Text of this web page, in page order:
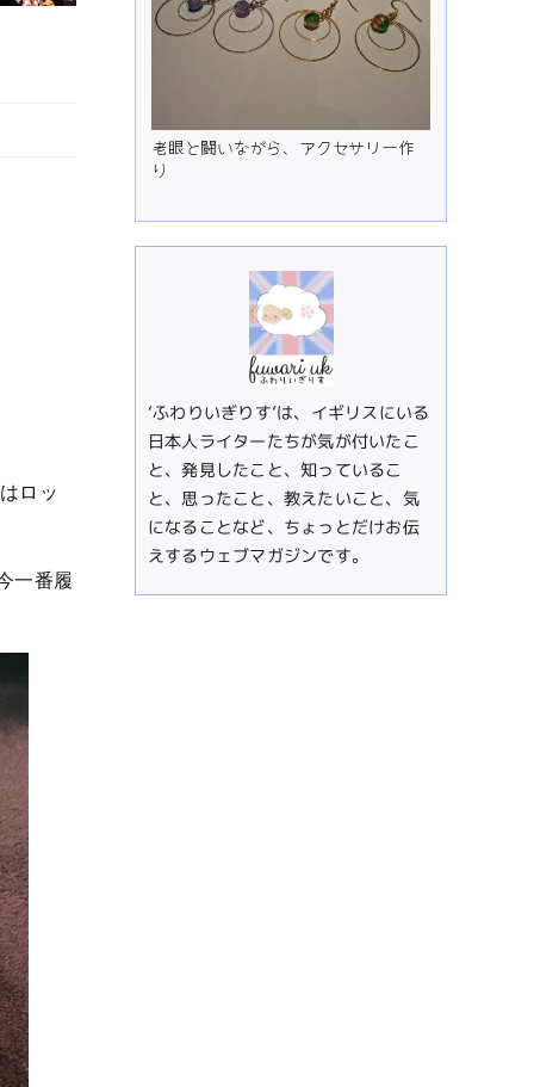
ロッ
一番履
老眼と闘いながら、アクセサリー作
り
‘ふわりいぎりす’は、イギリスにいる
日本人ライターたちが気が付いたこ
と、発見したこと、知っているこ
と、思ったこと、教えたいこと、気
になることなど、ちょっとだけお伝
えするウェブマガジンです。